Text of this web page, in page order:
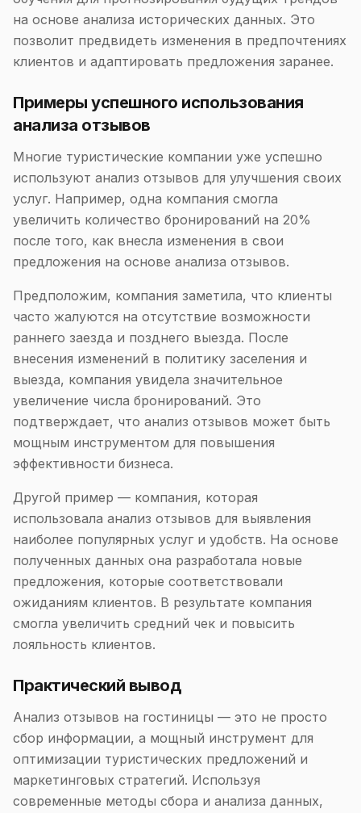
на основе анализа исторических данных. Это
позволит предвидеть изменения в предпочтениях
клиентов и адаптировать предложения заранее.
Примеры успешного использования
анализа отзывов
Многие туристические компании уже успешно
используют анализ отзывов для улучшения своих
услуг. Например, одна компания смогла
увеличить количество бронирований на 20%
после того, как внесла изменения в свои
предложения на основе анализа отзывов.
Предположим, компания заметила, что клиенты
часто жалуются на отсутствие возможности
раннего заезда и позднего выезда. После
внесения изменений в политику заселения и
выезда, компания увидела значительное
увеличение числа бронирований. Это
подтверждает, что анализ отзывов может быть
мощным инструментом для повышения
эффективности бизнеса.
Другой пример — компания, которая
использовала анализ отзывов для выявления
наиболее популярных услуг и удобств. На основе
полученных данных она разработала новые
предложения, которые соответствовали
ожиданиям клиентов. В результате компания
смогла увеличить средний чек и повысить
лояльность клиентов.
Практический вывод
Анализ отзывов на гостиницы — это не просто
сбор информации, а мощный инструмент для
оптимизации туристических предложений и
маркетинговых стратегий. Используя
современные методы сбора и анализа данных,